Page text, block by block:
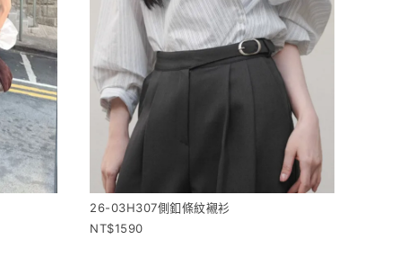
26-03H307側釦條紋襯衫
1590